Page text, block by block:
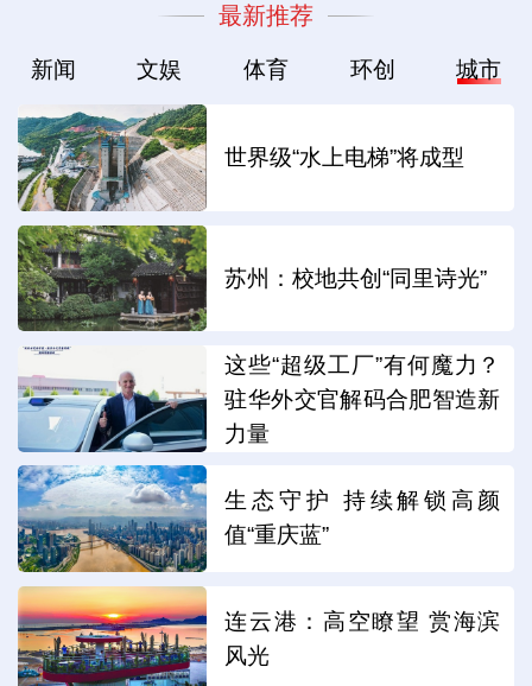
最新推荐
新闻 文娱 体育 环创 城市
世界级“水上电梯”将成型
苏州：校地共创“同里诗光”
这些“超级工厂”有何魔力？
驻华外交官解码合肥智造新
力量
生态守护 持续解锁高颜
值“重庆蓝”
连云港：高空瞭望 赏海滨
风光